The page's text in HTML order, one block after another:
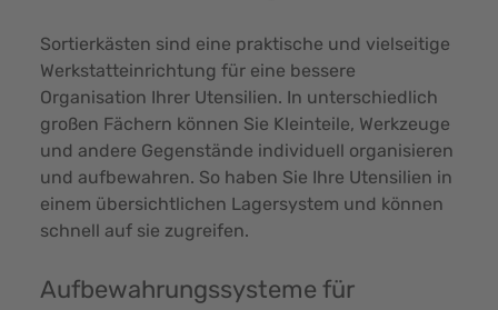
Sortierkästen sind eine praktische und vielseitige
Werkstatteinrichtung für eine bessere
Organisation Ihrer Utensilien. In unterschiedlich
großen Fächern können Sie Kleinteile, Werkzeuge
und andere Gegenstände individuell organisieren
und aufbewahren. So haben Sie Ihre Utensilien in
einem übersichtlichen Lagersystem und können
schnell auf sie zugreifen.
Aufbewahrungssysteme für